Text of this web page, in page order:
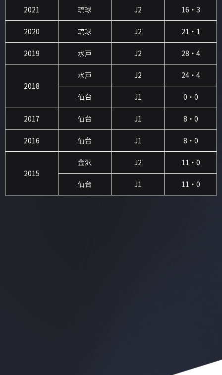
2021 琉球 J2 16・3
2020 琉球 J2 21・1
2019 水戸 J2 28・4
2018
水戸 J2 24・4
仙台 J1 0・0
2017 仙台 J1 8・0
2016 仙台 J1 8・0
2015
金沢 J2 11・0
仙台 J1 11・0